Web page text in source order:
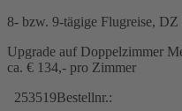
8- bzw. 9-tägige Flugreise,
Upgrade auf Doppelzimmer
ca. € 134,- pro Zimmer
253519Bestellnr.: